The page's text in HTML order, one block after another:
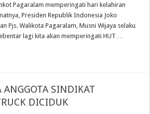
Pagaralam memperingati hari kelahiran
Presiden Republik Indonesia Joko
Pjs. Walikota Pagaralam, Musni Wijaya selaku
lagi kita akan memperingati HUT …
ANGGOTA SINDIKAT
DICIDUK